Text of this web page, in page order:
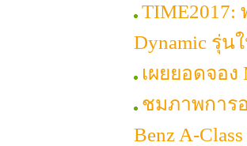
TIME2017:
Dynamic รุ่น
เผยยอดจอง
ชมภาพการ
Benz A-